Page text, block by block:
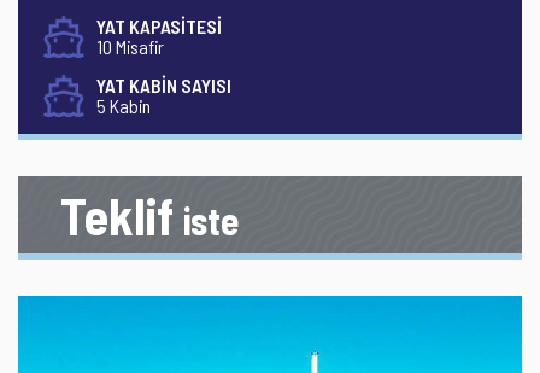
YAT KAPASİTESİ
10 Misafir
YAT KABİN SAYISI
5 Kabin
Teklif iste